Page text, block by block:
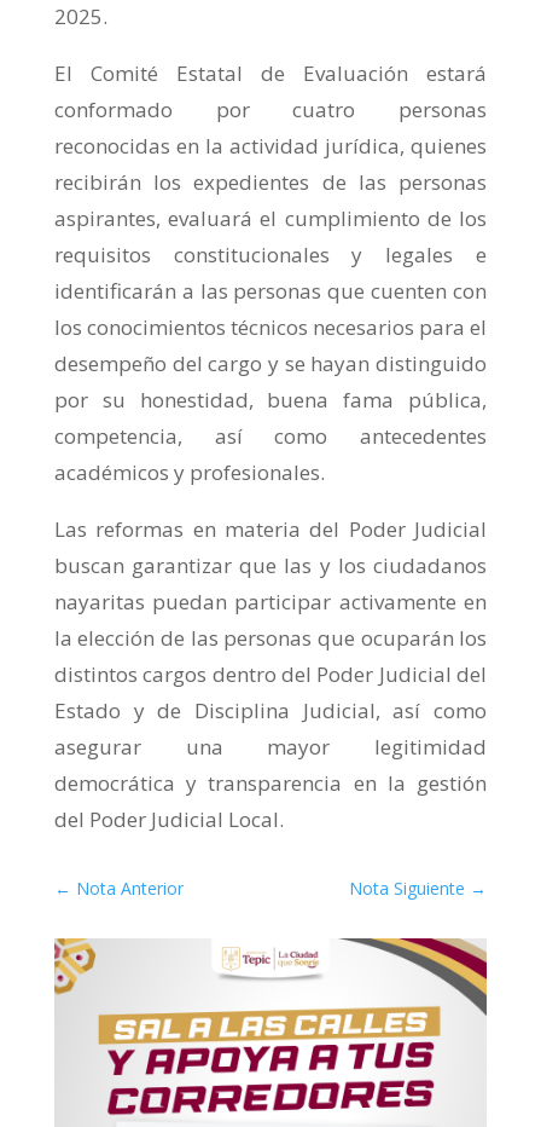
2025.
El Comité Estatal de Evaluación estará
conformado por cuatro personas
reconocidas en la actividad jurídica, quienes
recibirán los expedientes de las personas
aspirantes, evaluará el cumplimiento de los
requisitos constitucionales y legales e
identificarán a las personas que cuenten con
los conocimientos técnicos necesarios para el
desempeño del cargo y se hayan distinguido
por su honestidad, buena fama pública,
competencia, así como antecedentes
académicos y profesionales.
Las reformas en materia del Poder Judicial
buscan garantizar que las y los ciudadanos
nayaritas puedan participar activamente en
la elección de las personas que ocuparán los
distintos cargos dentro del Poder Judicial del
Estado y de Disciplina Judicial, así como
asegurar una mayor legitimidad
democrática y transparencia en la gestión
del Poder Judicial Local.
← Nota Anterior Nota Siguiente →